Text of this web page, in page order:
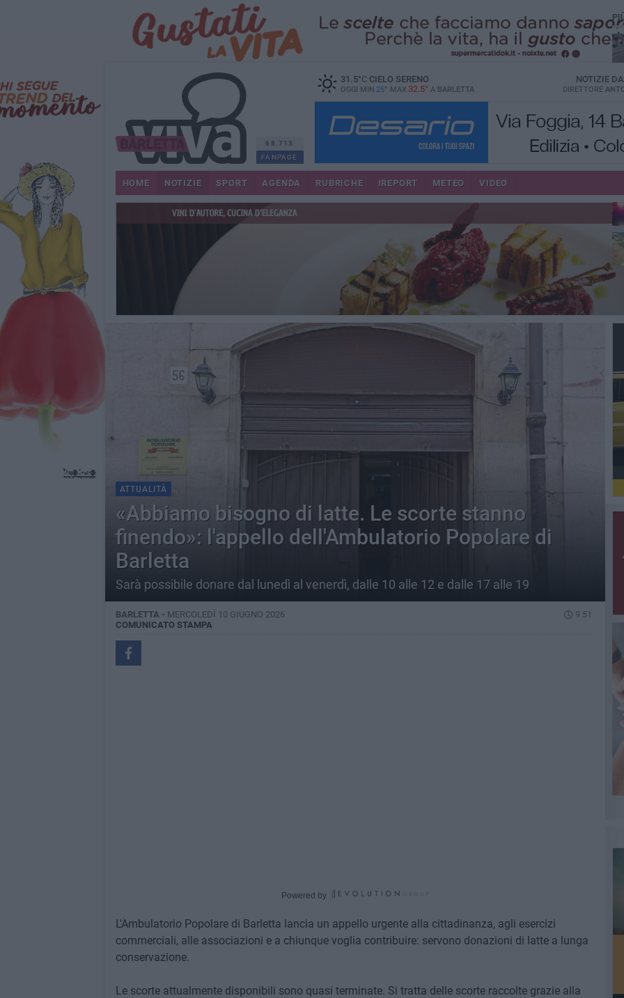
68.713
FANPAGE
31.5°CCIELO SERENO
OGGI MIN 25° MAX 32.5° A BARLETTA
NOTIZIE
DIRETTORE
HOME NOTIZIE SPORT AGENDA RUBRICHE IREPORT METEO VIDEO
ATTUALITÀ
«Abbiamo bisogno di latte. Le scorte stanno
finendo»: l'appello dell'Ambulatorio Popolare di
Barletta
Sarà possibile donare dal lunedì al venerdì, dalle 10 alle 12 e dalle 17 alle 19
BARLETTA - MERCOLEDÌ 10 GIUGNO 2026
9.51
COMUNICATO STAMPA
Powered by
L'Ambulatorio Popolare di Barletta lancia un appello urgente alla cittadinanza, agli esercizi
commerciali, alle associazioni e a chiunque voglia contribuire: servono donazioni di latte a lunga
conservazione.
Le scorte attualmente disponibili sono quasi terminate. Si tratta delle scorte raccolte grazie alla